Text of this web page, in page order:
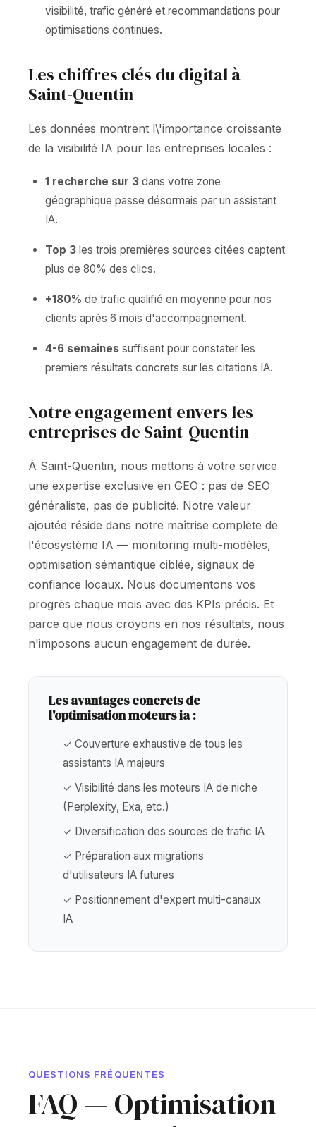
visibilité, trafic généré et recommandations pour
optimisations continues.
Les chiffres clés du digital à
Saint-Quentin
Les données montrent l\'importance croissante
de la visibilité IA pour les entreprises locales :
1 recherche sur 3 dans votre zone
géographique passe désormais par un assistant
IA.
Top 3 les trois premières sources citées captent
plus de 80% des clics.
+180% de trafic qualifié en moyenne pour nos
clients après 6 mois d'accompagnement.
4-6 semaines suffisent pour constater les
premiers résultats concrets sur les citations IA.
Notre engagement envers les
entreprises de Saint-Quentin
À Saint-Quentin, nous mettons à votre service
une expertise exclusive en GEO : pas de SEO
généraliste, pas de publicité. Notre valeur
ajoutée réside dans notre maîtrise complète de
l'écosystème IA — monitoring multi-modèles,
optimisation sémantique ciblée, signaux de
confiance locaux. Nous documentons vos
progrès chaque mois avec des KPIs précis. Et
parce que nous croyons en nos résultats, nous
n'imposons aucun engagement de durée.
Les avantages concrets de
l'optimisation moteurs ia :
✓ Couverture exhaustive de tous les
assistants IA majeurs
✓ Visibilité dans les moteurs IA de niche
(Perplexity, Exa, etc.)
✓ Diversification des sources de trafic IA
✓ Préparation aux migrations
d'utilisateurs IA futures
✓ Positionnement d'expert multi-canaux
IA
QUESTIONS FRÉQUENTES
FAQ — Optimisation